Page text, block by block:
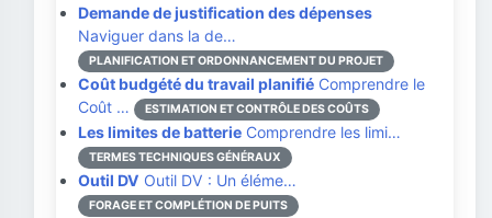
Demande de justification des dépenses
Naviguer dans la de…
PLANIFICATION ET ORDONNANCEMENT DU PROJET
Coût budgété du travail planifié Comprendre le
Coût …
ESTIMATION ET CONTRÔLE DES COÛTS
Les limites de batterie Comprendre les limi…
TERMES TECHNIQUES GÉNÉRAUX
Outil DV Outil DV : Un éléme…
FORAGE ET COMPLÉTION DE PUITS